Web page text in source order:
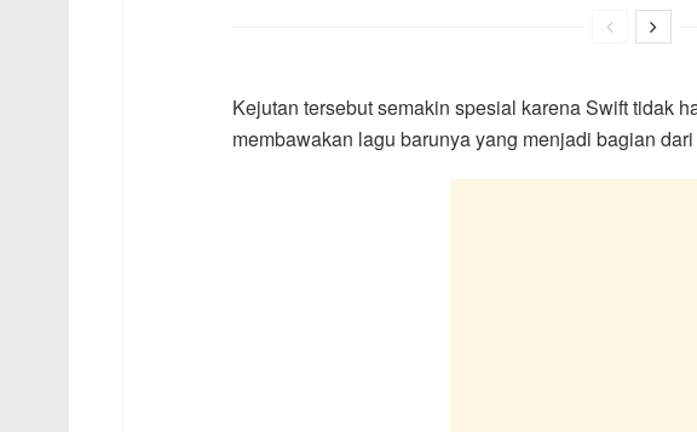
Kejutan tersebut semakin spesial karena Swift tidak
membawakan lagu barunya yang menjadi bagian